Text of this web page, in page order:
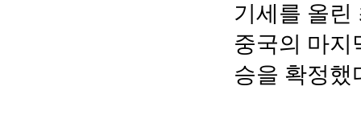
기세를 올린
중국의 마지
승을 확정했